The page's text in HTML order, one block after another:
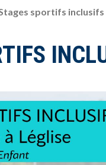
sportifs inclusifs